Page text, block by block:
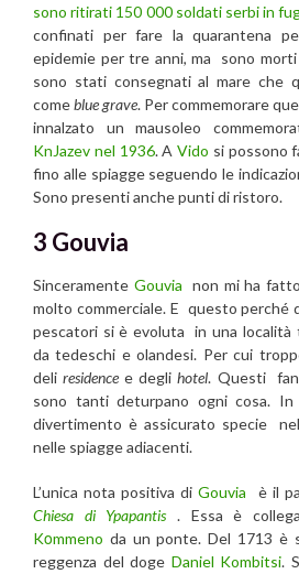
sono ritirati 150 000 soldati serbi in
confinati per fare la quarantena
epidemie per tre anni, ma sono
sono stati consegnati al mare che
comeblue grave. Per commemorare
innalzato un mausoleo
KnJazev nel 1936. AVido si possono
fino alle spiagge seguendo le
Sono presenti anche punti di ristoro.
3 Gouvia
Sinceramente Gouvia non mi ha fatto
molto commerciale. E questo perché
pescatori si è evoluta in una località
da tedeschi e olandesi. Per cui
deliresidence e deglihotel. Questi
sono tanti deturpano ogni cosa. In
divertimento è assicurato specie
nelle spiagge adiacenti.
L’unica nota positiva diGouvia è il
Chiesa di
Ypapantis . Essa è
Kοmmeno da un ponte. Del 1713 è
reggenza del doge Daniel Kombitsi.